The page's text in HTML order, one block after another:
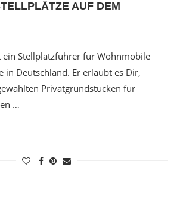
AUF DEM
ein Stellplatzführer für Wohnmobile
in Deutschland. Er erlaubt es Dir,
Privatgrundstücken für
…